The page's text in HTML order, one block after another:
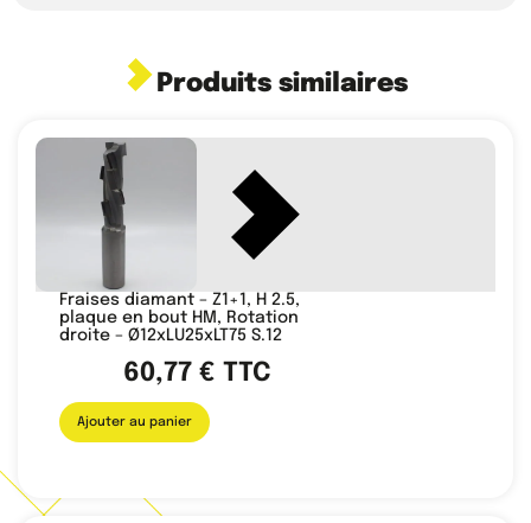
Produits similaires
Fraises diamant – Z1+1, H 2.5,
plaque en bout HM, Rotation
droite – Ø12xLU25xLT75 S.12
60,77 € TTC
Ajouter au panier